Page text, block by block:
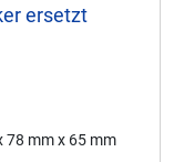
ersetzt
78 mm x 65 mm